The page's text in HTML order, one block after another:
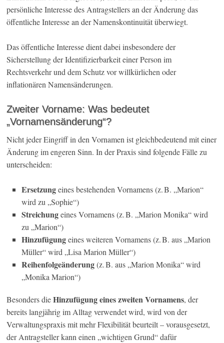
persönliche Interesse des Antragstellers an der Änderung das
öffentliche Interesse an der Namenskontinuität überwiegt.
Das öffentliche Interesse dient dabei insbesondere der
Sicherstellung der Identifizierbarkeit einer Person im
Rechtsverkehr und dem Schutz vor willkürlichen oder
inflationären Namensänderungen.
Zweiter Vorname: Was bedeutet
„Vornamensänderung“?
Nicht jeder Eingriff in den Vornamen ist gleichbedeutend mit einer
Änderung im engeren Sinn. In der Praxis sind folgende Fälle zu
unterscheiden:
Ersetzungeines bestehenden Vornamens (z. B. „Marion“
wird zu „Sophie“)
Streichungeines Vornamens (z. B. „Marion Monika“ wird
zu „Marion“)
Hinzufügungeines weiteren Vornamens (z. B. aus „Marion
Müller“ wird „Lisa Marion Müller“)
Reihenfolgeänderung(z. B. aus „Marion Monika“ wird
„Monika Marion“)
Besonders dieHinzufügung eines zweiten Vornamens, der
bereits langjährig im Alltag verwendet wird, wird von der
Verwaltungspraxis mit mehr Flexibilität beurteilt – vorausgesetzt,
der Antragsteller kann einen „wichtigen Grund“ dafür